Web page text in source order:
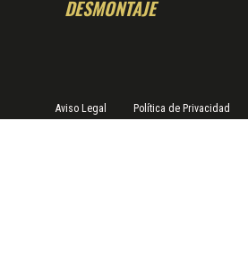
DESMONTAJE
Aviso Legal Política de Privacidad